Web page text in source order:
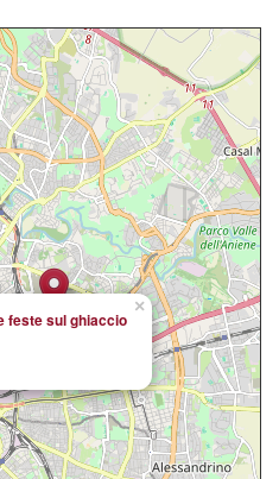
×
feste sul ghiaccio